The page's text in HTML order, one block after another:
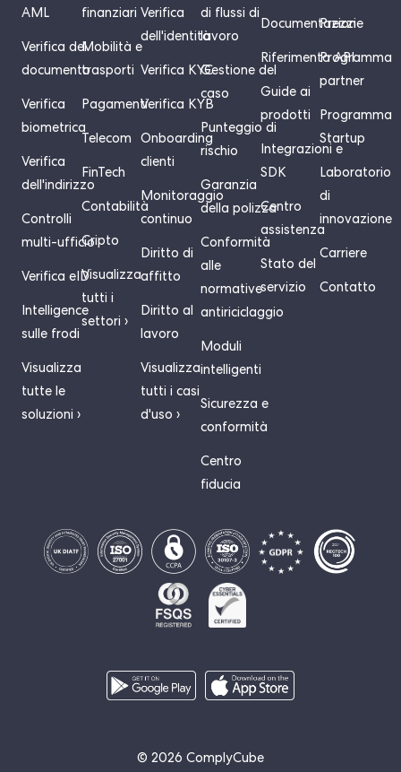
AML
Verifica del
documento
Verifica
biometrica
Verifica
dell'indirizzo
Controlli
multi-ufficio
Verifica eID
Intelligence
sulle frodi
Visualizza
tutte le
soluzioni ›
finanziari
Mobilità e
trasporti
Pagamenti
Telecom
FinTech
Contabilità
Cripto
Visualizza
tutti i
settori ›
Verifica
dell'identità
Verifica KYC
Verifica KYB
Onboarding
clienti
Monitoraggio
continuo
Diritto di
affitto
Diritto al
lavoro
Visualizza
tutti i casi
d'uso ›
di flussi di
lavoro
Gestione del
caso
Punteggio di
rischio
Garanzia
della polizza
Conformità
alle
normative
antiriciclaggio
Moduli
intelligenti
Sicurezza e
conformità
Centro
fiducia
Documentazione
Riferimento API
Guide ai
prodotti
Integrazioni e
SDK
Centro
assistenza
Stato del
servizio
Prezzi
Programma
partner
Programma
Startup
Laboratorio
di
innovazione
Carriere
Contatto
© 2026 ComplyCube